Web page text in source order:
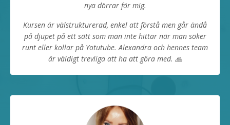
nya dörrar för mig.
Kursen är välstrukturerad, enkel att förstå men går ändå
på djupet på ett sätt som man inte hittar när man söker
runt eller kollar på Yotutube. Alexandra och hennes team
är väldigt trevliga att ha att göra med. 🙏